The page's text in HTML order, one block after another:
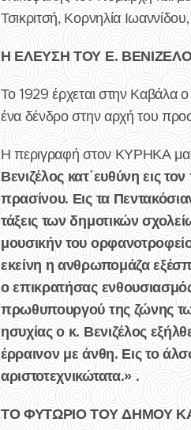
Τσικριτσή, Κορνηλία
Η ΕΛΕΥΣΗ ΤΟΥ Ε.
Το 1929 έρχεται στην Καβάλα
ένα δένδρο στην αρχή του
Η περιγραφή στον ΚΥΡΗΚΑ μας
Βενιζέλος κατ΄ευθύνη εις
πρασίνου. Εις τα
τάξεις των δημοτικών
μουσικήν του
εκείνη η ανθρωπομάζα
ο επικρατήσας
πρωθυπουργού της ζώνης
ησυχίας ο κ. Βενιζέλος
έρραινον με άνθη. Εις το
αριστοτεχνικώτατα.» .
ΤΟ ΦΥΤΩΡΙΟ ΤΟΥ ΔΗΜΟΥ